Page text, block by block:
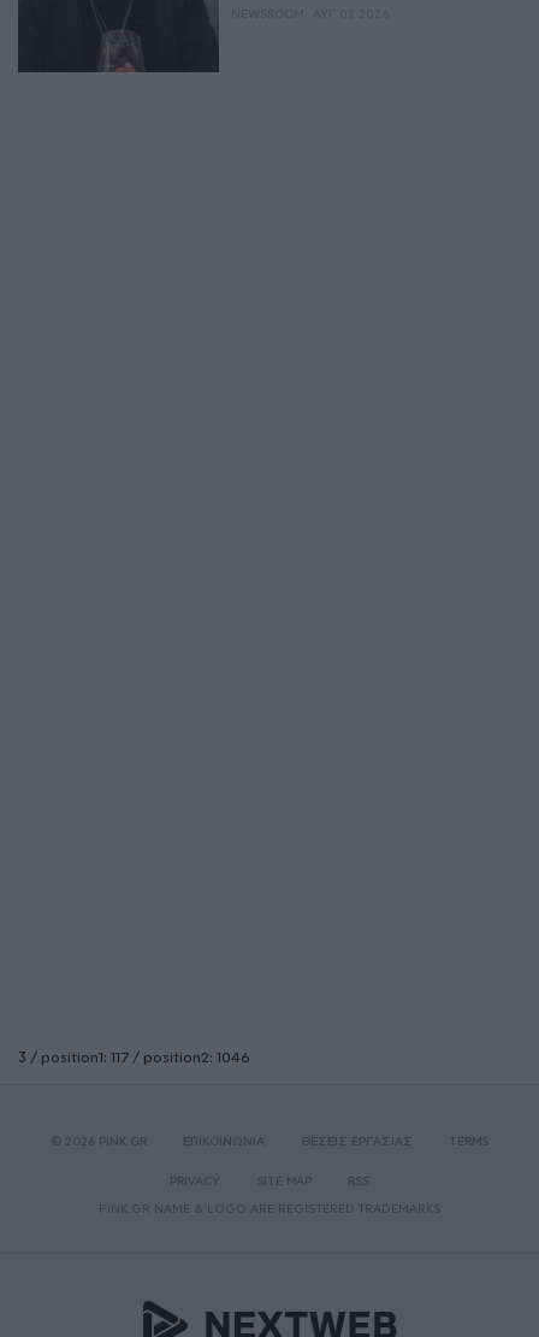
3 / position1: 117 / position2: 1046
© 2026 PINK.GR ΕΠΙΚΟΙΝΩΝΙΑ ΘΕΣΕΙΣ ΕΡΓΑΣΙΑΣ TERMS
PRIVACY SITE MAP
RSS
PINK.GR NAME & LOGO ARE REGISTERED TRADEMARKS